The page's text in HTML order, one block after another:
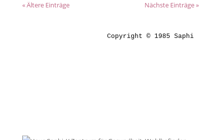
« Ältere Einträge Nächste Einträge »
Copyright © 1985 Saphi